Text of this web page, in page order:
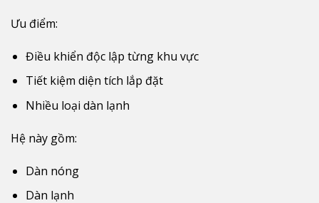
Ưu điểm:
Điều khiển độc lập từng khu vực
Tiết kiệm diện tích lắp đặt
Nhiều loại dàn lạnh
Hệ này gồm:
Dàn nóng
Dàn lạnh